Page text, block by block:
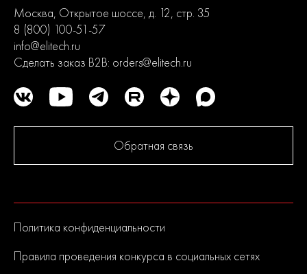
Москва, Открытое шоссе, д. 12, стр. 35
8 (800) 100-51-57
info@elitech.ru
Сделать заказ B2B: orders@elitech.ru
Обратная связь
Политика конфиденциальности
Правила проведения конкурса в социальных сетях